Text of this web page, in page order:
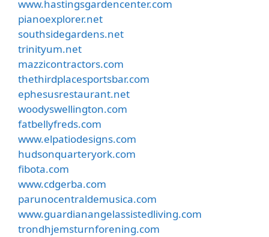
www.hastingsgardencenter.com
pianoexplorer.net
southsidegardens.net
trinityum.net
mazzicontractors.com
thethirdplacesportsbar.com
ephesusrestaurant.net
woodyswellington.com
fatbellyfreds.com
www.elpatiodesigns.com
hudsonquarteryork.com
fibota.com
www.cdgerba.com
parunocentraldemusica.com
www.guardianangelassistedliving.com
trondhjemsturnforening.com